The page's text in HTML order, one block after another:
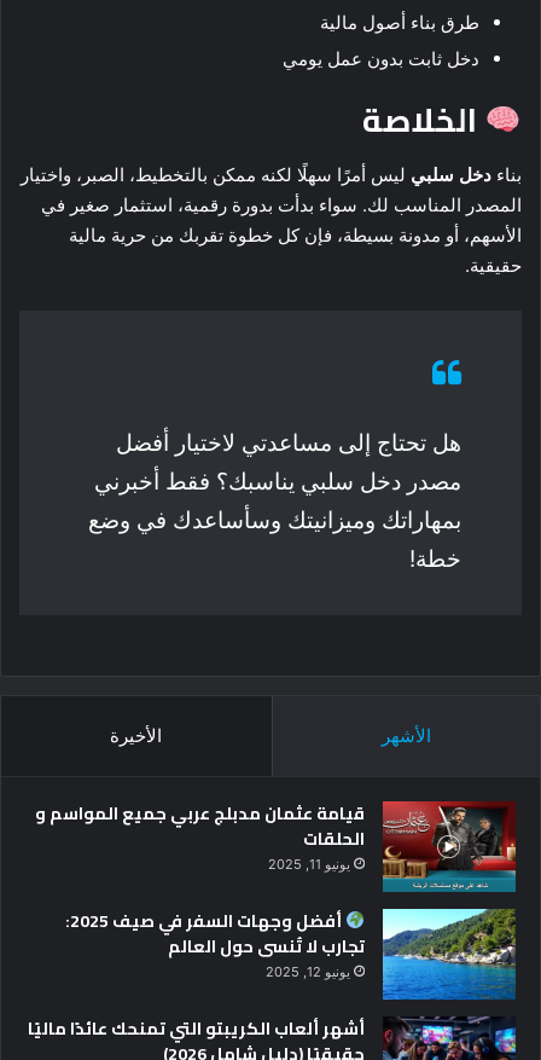
طرق بناء أصول مالية
دخل ثابت بدون عمل يومي
الخلاصة
بناء دخل سلبي ليس أمرًا سهلًا لكنه ممكن بالتخطيط، الصبر، واختيار
المصدر المناسب لك. سواء بدأت بدورة رقمية، استثمار صغير في
الأسهم، أو مدونة بسيطة، فإن كل خطوة تقربك من حرية مالية
حقيقية.
هل تحتاج إلى مساعدتي لاختيار أفضل
مصدر دخل سلبي يناسبك؟ فقط أخبرني
بمهاراتك وميزانيتك وسأساعدك في وضع
خطة!
الأشهر الأخيرة
قيامة عثمان مدبلج عربي جميع المواسم و
الحلقات
يونيو 11, 2025
أفضل وجهات السفر في صيف 2025:
تجارب لا تُنسى حول العالم
يونيو 12, 2025
أشهر ألعاب الكريبتو التي تمنحك عائدًا ماليًا